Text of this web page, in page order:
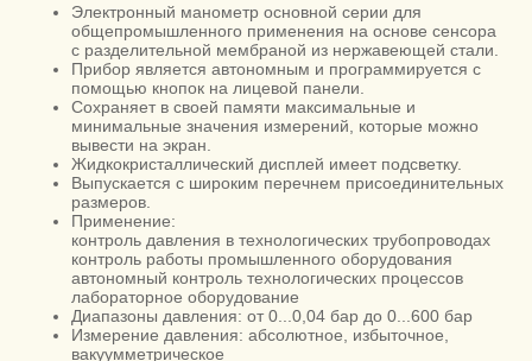
Электронный манометр основной серии для
общепромышленного применения на основе сенсора
с разделительной мембраной из нержавеющей стали.
Прибор является автономным и программируется с
помощью кнопок на лицевой панели.
Cохраняет в своей памяти максимальные и
минимальные значения измерений, которые можно
вывести на экран.
Жидкокристаллический дисплей имеет подсветку.
Выпускается с широким перечнем присоединительных
размеров.
Применение:
контроль давления в технологических трубопроводах
контроль работы промышленного оборудования
автономный контроль технологических процессов
лабораторное оборудование
Диапазоны давления: от 0...0,04 бар до 0...600 бар
Измерение давления: абсолютное, избыточное,
вакуумметрическое